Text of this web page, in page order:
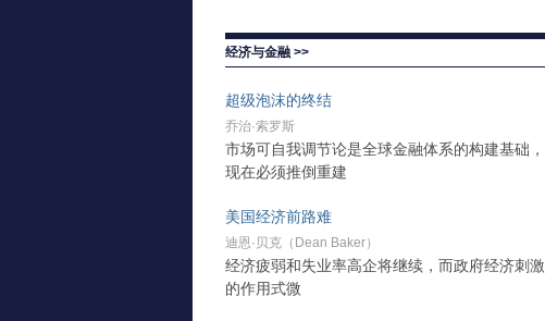
经济与金融 >>
超级泡沫的终结
乔治·索罗斯
市场可自我调节论是全球金融体系的构建基础，
现在必须推倒重建
美国经济前路难
迪恩·贝克（Dean Baker）
经济疲弱和失业率高企将继续，而政府经济刺激
的作用式微